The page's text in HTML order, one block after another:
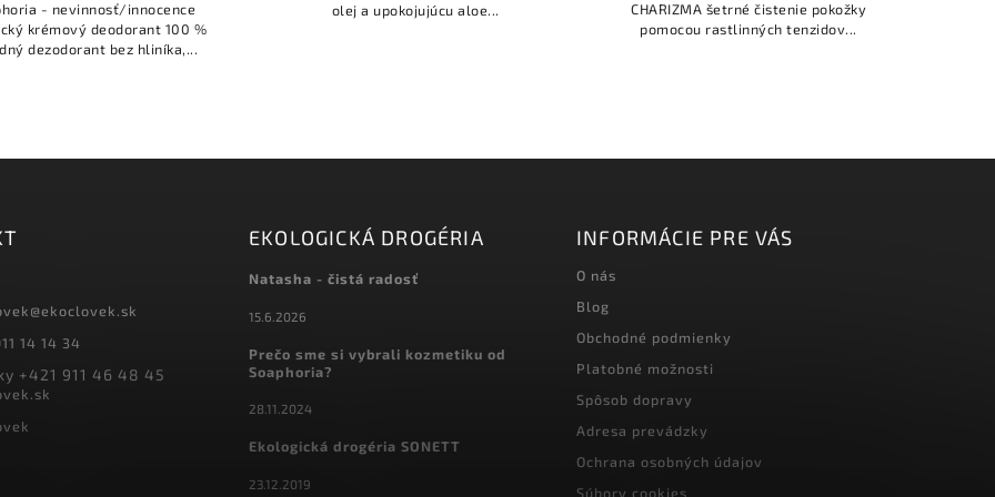
- nevinnosť/innocence
krémový deodorant 100 %
dezodorant bez hliníka,...
olej a upokojujúcu aloe...
CHARIZMA šetrné čistenie pokožky
pomocou rastlinných tenzidov...
@ekoclovek.sk
14 14 34
+421 911 46 48 45
EKOLOGICKÁ DROGÉRIA
Natasha - čistá radosť
15.6.2026
Prečo sme si vybrali kozmetiku od
Soaphoria?
28.11.2024
Ekologická drogéria SONETT
23.12.2019
INFORMÁCIE PRE VÁS
O nás
Blog
Obchodné podmienky
Platobné možnosti
Spôsob dopravy
Adresa prevádzky
Ochrana osobných údajov
Súbory cookies